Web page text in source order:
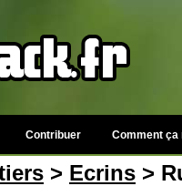
Contribuer Comment ça
> Ecrins >